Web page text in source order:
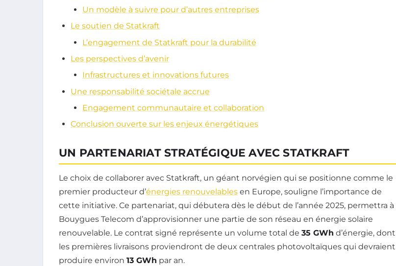
Un modèle à suivre pour d’autres entreprises
Le soutien de Statkraft
L’engagement de Statkraft pour la durabilité
Les perspectives d’avenir
Infrastructures et innovations futures
Une responsabilité sociétale accrue
Engagement communautaire et collaboration
Conclusion ouverte sur les enjeux énergétiques
UN PARTENARIAT STRATÉGIQUE AVEC STATKRAFT
Le choix de collaborer avec Statkraft, un géant norvégien qui se positionne comme le
premier producteur d’énergies renouvelables en Europe, souligne l’importance de
cette initiative. Ce partenariat, qui débutera dès le début de l’année 2025, permettra à
Bouygues Telecom d’approvisionner une partie de son réseau en énergie solaire
renouvelable. Le contrat signé représente un volume total de 35 GWh d’énergie, dont
les premières livraisons proviendront de deux centrales photovoltaïques qui devraient
produire environ 13 GWh par an.